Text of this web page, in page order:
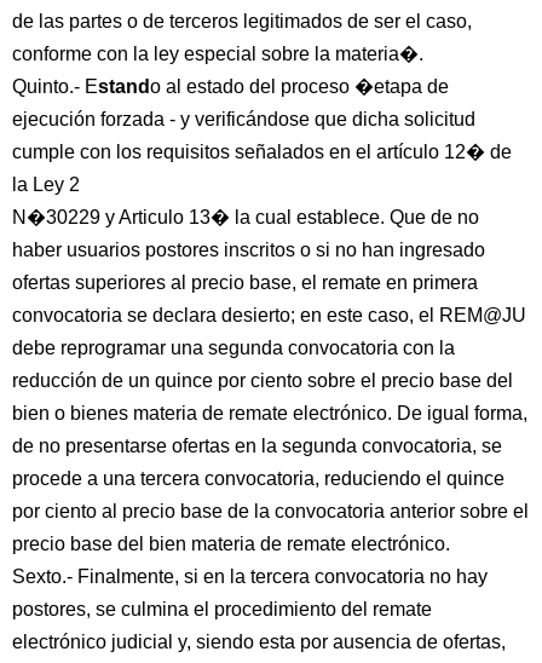
de las partes o de terceros legitimados de ser el caso,
conforme con la ley especial sobre la materia�.
Quinto.- Estando al estado del proceso �etapa de
ejecución forzada - y verificándose que dicha solicitud
cumple con los requisitos señalados en el artículo 12� de
la Ley 2
N�30229 y Articulo 13� la cual establece. Que de no
haber usuarios postores inscritos o si no han ingresado
ofertas superiores al precio base, el remate en primera
convocatoria se declara desierto; en este caso, el REM@JU
debe reprogramar una segunda convocatoria con la
reducción de un quince por ciento sobre el precio base del
bien o bienes materia de remate electrónico. De igual forma,
de no presentarse ofertas en la segunda convocatoria, se
procede a una tercera convocatoria, reduciendo el quince
por ciento al precio base de la convocatoria anterior sobre el
precio base del bien materia de remate electrónico.
Sexto.- Finalmente, si en la tercera convocatoria no hay
postores, se culmina el procedimiento del remate
electrónico judicial y, siendo esta por ausencia de ofertas,